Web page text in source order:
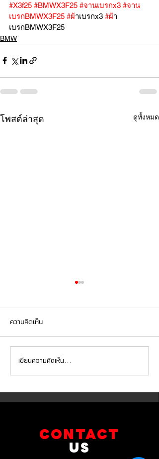
#X3f25 #BMWX3F25 #จานเบรกx3 #จาน
เบรกBMWX3F25 #ผ้าเบรกx3 #ผ้า
เบรกBMWX3F25
BMW
โพสต์ล่าสุด ดูทั้งหมด
BMW G30 520d เข้ารับการ
เปลี่ยนถ่ายน้ำมัน
เครื่องVOLTRONIC 5W40
และไส้กรองต่างๆ
ความคิดเห็น
เขียนความคิดเห็น…
CONTACT
US